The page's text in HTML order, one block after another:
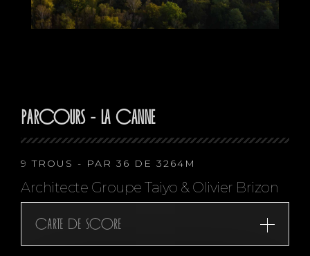
PARCOURS - LA CANNE
9 TROUS - PAR 36 DE 3264M
Architecte Groupe Taiyo & Olivier Brizon
Carte de score